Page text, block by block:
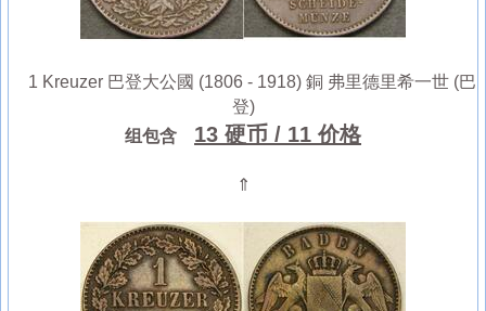
1 Kreuzer 巴登大公國 (1806 - 1918) 銅 弗里德里希一世 (巴
登)
组包含
13 硬币 / 11 价格
⇑